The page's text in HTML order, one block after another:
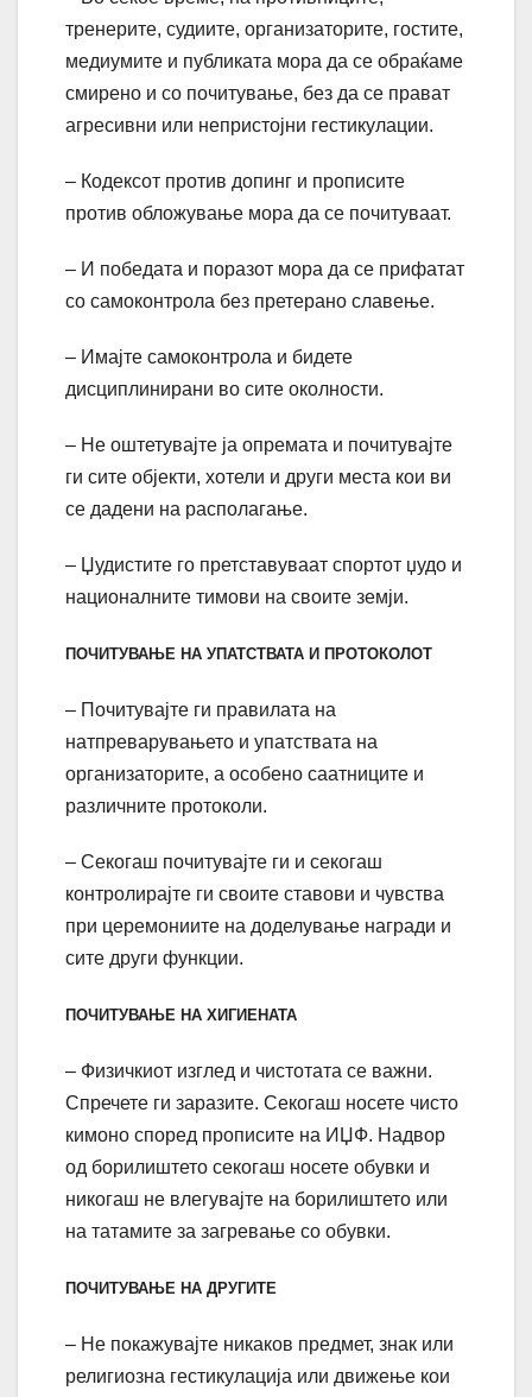
тренерите, судиите, организаторите, гостите,
медиумите и публиката мора да се обраќаме
смирено и со почитување, без да се прават
агресивни или непристојни гестикулации.
– Кодексот против допинг и прописите
против обложување мора да се почитуваат.
– И победата и поразот мора да се прифатат
со самоконтрола без претерано славење.
– Имајте самоконтрола и бидете
дисциплинирани во сите околности.
– Не оштетувајте ја опремата и почитувајте
ги сите објекти, хотели и други места кои ви
се дадени на располагање.
– Џудистите го претставуваат спортот џудо и
националните тимови на своите земји.
ПОЧИТУВАЊЕ НА УПАТСТВАТА И ПРОТОКОЛОТ
– Почитувајте ги правилата на
натпреварувањето и упатствата на
организаторите, а особено саатниците и
различните протоколи.
– Секогаш почитувајте ги и секогаш
контролирајте ги своите ставови и чувства
при церемониите на доделување награди и
сите други функции.
ПОЧИТУВАЊЕ НА ХИГИЕНАТА
– Физичкиот изглед и чистотата се важни.
Спречете ги заразите. Секогаш носете чисто
кимоно според прописите на ИЏФ. Надвор
од борилиштето секогаш носете обувки и
никогаш не влегувајте на борилиштето или
на татамите за загревање со обувки.
ПОЧИТУВАЊЕ НА ДРУГИТЕ
– Не покажувајте никаков предмет, знак или
религиозна гестикулација или движење кои